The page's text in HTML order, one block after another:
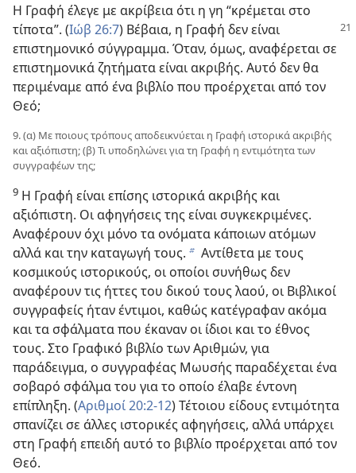
Η Γραφή έλεγε με ακρίβεια ότι η γη “κρέμεται στο
τίποτα”. (Ιώβ 26:7) Βέβαια, η Γραφή δεν είναι
επιστημονικό σύγγραμμα. Όταν, όμως, αναφέρεται σε
επιστημονικά ζητήματα είναι ακριβής. Αυτό δεν θα
περιμέναμε από ένα βιβλίο που προέρχεται από τον
Θεό;
9. (α) Με ποιους τρόπους αποδεικνύεται η Γραφή ιστορικά ακριβής
και αξιόπιστη; (β) Τι υποδηλώνει για τη Γραφή η εντιμότητα των
συγγραφέων της;
9 Η Γραφή είναι επίσης ιστορικά ακριβής και
αξιόπιστη. Οι αφηγήσεις της είναι συγκεκριμένες.
Αναφέρουν όχι μόνο τα ονόματα κάποιων ατόμων
αλλά και την καταγωγή τους. b Αντίθετα με τους
κοσμικούς ιστορικούς, οι οποίοι συνήθως δεν
αναφέρουν τις ήττες του δικού τους λαού, οι Βιβλικοί
συγγραφείς ήταν έντιμοι, καθώς κατέγραφαν ακόμα
και τα σφάλματα που έκαναν οι ίδιοι και το έθνος
τους. Στο Γραφικό βιβλίο των Αριθμών, για
παράδειγμα, ο συγγραφέας Μωυσής παραδέχεται ένα
σοβαρό σφάλμα του για το οποίο έλαβε έντονη
επίπληξη. (Αριθμοί 20:2-12) Τέτοιου είδους εντιμότητα
σπανίζει σε άλλες ιστορικές αφηγήσεις, αλλά υπάρχει
στη Γραφή επειδή αυτό το βιβλίο προέρχεται από τον
Θεό.